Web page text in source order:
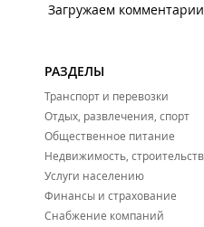
Загружаем
РАЗДЕЛЫ
Транспорт и перевозки
Отдых, развлечения, спорт
Общественное питание
Недвижимость,
Услуги населению
Финансы и страхование
Снабжение компаний